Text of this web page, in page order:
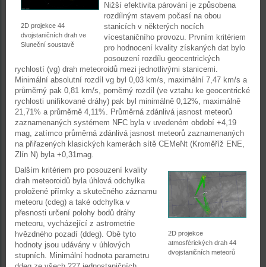
2D projekce 44
dvojstaničních drah ve
Sluneční soustavě
Nižší efektivita párování je způsobena
rozdílným stavem počasí na obou
stanicích v některých nocích
vícestaničního provozu. Prvním kritériem
pro hodnocení kvality získaných dat bylo
posouzení rozdílu geocentrických
rychlostí (vg) drah meteoroidů mezi jednotlivými stanicemi.
Minimální absolutní rozdíl vg byl 0,03 km/s, maximální 7,47 km/s a
průměrný pak 0,81 km/s, poměrný rozdíl (ve vztahu ke geocentrické
rychlosti unifikované dráhy) pak byl minimálně 0,12%, maximálně
21,71% a průměrně 4,11%. Průměrná zdánlivá jasnost meteorů
zaznamenaných systémem NFC byla v uvedeném období +4,19
mag, zatímco průměrná zdánlivá jasnost meteorů zaznamenaných
na přiřazených klasických kamerách sítě CEMeNt (Kroměříž ENE,
Zlín N) byla +0,31mag.
2D projekce
atmosférických drah 44
dvojstaničních meteorů
Dalším kritériem pro posouzení kvality
drah meteoroidů byla úhlová odchylka
proložené přímky a skutečného záznamu
meteoru (cdeg) a také odchylka v
přesnosti určení polohy bodů dráhy
meteoru, vycházející z astrometrie
hvězdného pozadí (ddeg). Obě tyto
hodnoty jsou udávány v úhlových
stupních. Minimální hodnota parametru